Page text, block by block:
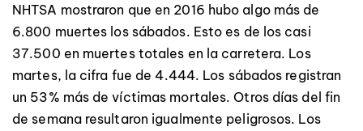
NHTSA mostraron que en 2016 hubo algo más de
6.800 muertes los sábados. Esto es de los casi
37.500 en muertes totales en la carretera. Los
martes, la cifra fue de 4.444. Los sábados registran
un 53% más de víctimas mortales. Otros días del fin
de semana resultaron igualmente peligrosos. Los